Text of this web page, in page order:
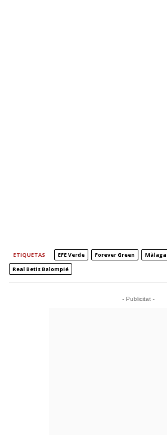
ETIQUETAS EFE Verde Forever Green Màlaga
Real Betis Balompié
- Publicitat -